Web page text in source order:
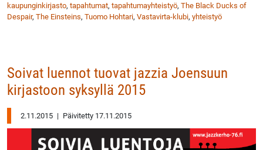
kaupunginkirjasto, tapahtumat, tapahtumayhteistyö, The Black Ducks of
Despair, The Einsteins, Tuomo Hohtari, Vastavirta-klubi, yhteistyö
Soivat luennot tuovat jazzia Joensuun
kirjastoon syksyllä 2015
2.11.2015 | Päivitetty 17.11.2015